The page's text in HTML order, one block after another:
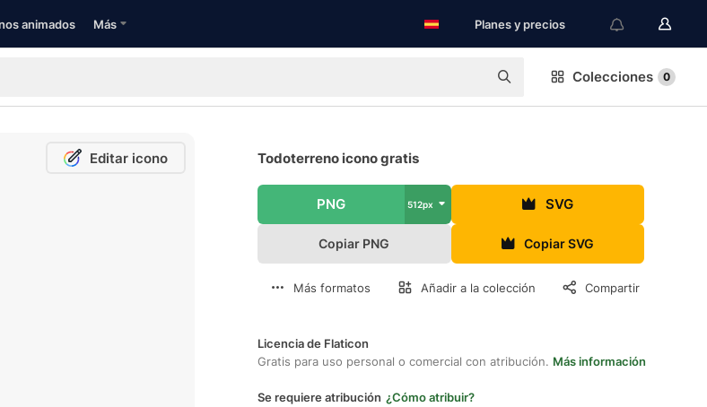
animados Más Planes y precios
Colecciones 0
Editar icono Todoterreno icono gratis
PNG 512px SVG
Copiar PNG Copiar SVG
Más formatos Añadir a la colección Compartir
Licencia de Flaticon
Gratis para uso personal o comercial con atribución. Más información
Se requiere atribución ¿Cómo atribuir?